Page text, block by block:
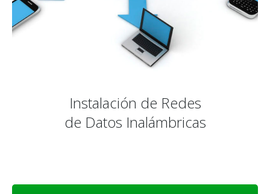
Instalación de Redes
de Datos Inalámbricas